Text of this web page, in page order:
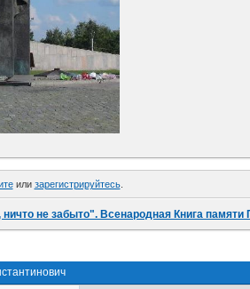
или зарегистрируйтесь.
не забыто". Всенародная Книга памяти